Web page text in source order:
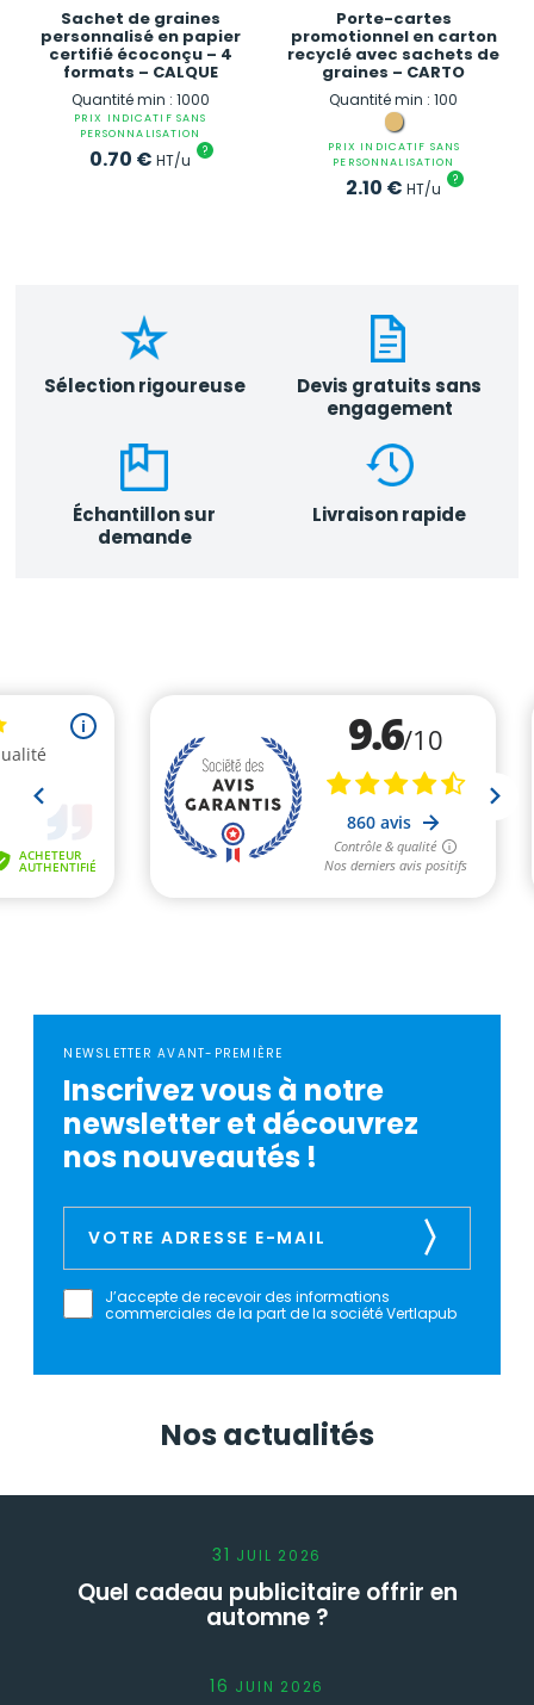
Sachet de graines
personnalisé en papier
certifié écoconçu – 4
formats – CALQUE
Quantité min : 1000
PRIX INDICATIF SANS
PERSONNALISATION
0.70 € HT/u ?
Porte-cartes
promotionnel en carton
recyclé avec sachets de
graines – CARTO
Quantité min : 100
PRIX INDICATIF SANS
PERSONNALISATION
2.10 € HT/u ?
Sélection rigoureuse
Devis gratuits sans
engagement
Échantillon sur
demande
Livraison rapide
NEWSLETTER AVANT-PREMIÈRE
Inscrivez vous à notre
newsletter et découvrez
nos nouveautés !
J’accepte de recevoir des informations
commerciales de la part de la société Vertlapub
Nos actualités
31 JUIL 2026
Quel cadeau publicitaire offrir en
automne ?
16 JUIN 2026